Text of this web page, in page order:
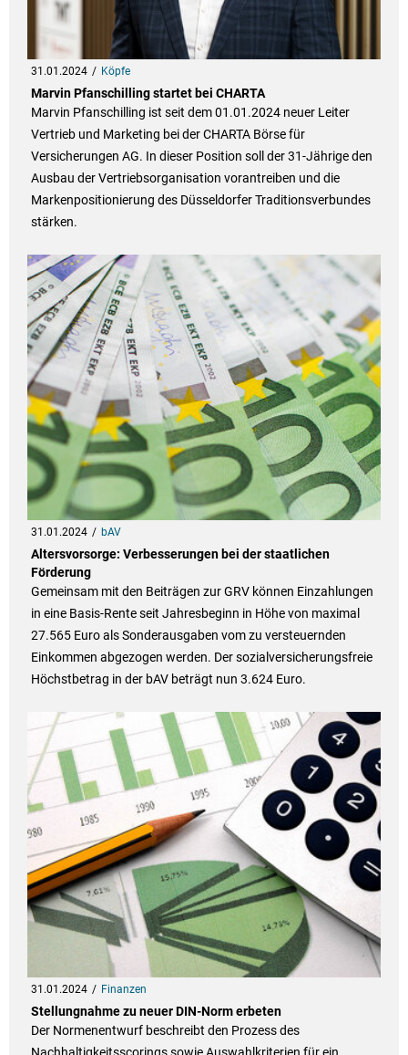
31.01.2024 Köpfe
Marvin Pfanschilling startet bei CHARTA
Marvin Pfanschilling ist seit dem 01.01.2024 neuer Leiter
Vertrieb und Marketing bei der CHARTA Börse für
Versicherungen AG. In dieser Position soll der 31-Jährige den
Ausbau der Vertriebsorganisation vorantreiben und die
Markenpositionierung des Düsseldorfer Traditionsverbundes
stärken.
31.01.2024 bAV
Altersvorsorge: Verbesserungen bei der staatlichen
Förderung
Gemeinsam mit den Beiträgen zur GRV können Einzahlungen
in eine Basis-Rente seit Jahresbeginn in Höhe von maximal
27.565 Euro als Sonderausgaben vom zu versteuernden
Einkommen abgezogen werden. Der sozialversicherungsfreie
Höchstbetrag in der bAV beträgt nun 3.624 Euro.
31.01.2024 Finanzen
Stellungnahme zu neuer DIN-Norm erbeten
Der Normenentwurf beschreibt den Prozess des